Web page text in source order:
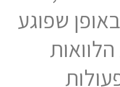
שפוגע